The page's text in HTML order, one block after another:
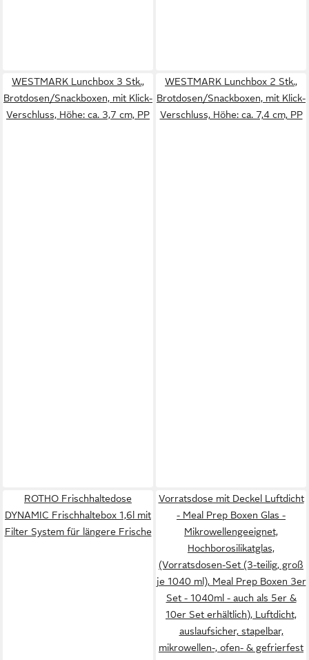
WESTMARK Lunchbox 3 Stk.,
Brotdosen/Snackboxen, mit Klick-
Verschluss, Höhe: ca. 3,7 cm, PP
WESTMARK Lunchbox 2 Stk.,
Brotdosen/Snackboxen, mit Klick-
Verschluss, Höhe: ca. 7,4 cm, PP
ROTHO Frischhaltedose
DYNAMIC Frischhaltebox 1,6l mit
Filter System für längere Frische
Vorratsdose mit Deckel Luftdicht
- Meal Prep Boxen Glas -
Mikrowellengeeignet,
Hochborosilikatglas,
(Vorratsdosen-Set (3-teilig, groß
je 1040 ml), Meal Prep Boxen 3er
Set - 1040ml - auch als 5er &
10er Set erhältlich), Luftdicht,
auslaufsicher, stapelbar,
mikrowellen-, ofen- & gefrierfest